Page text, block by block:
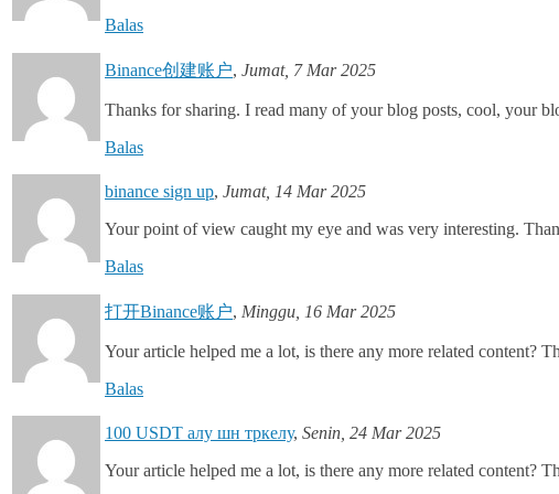
Balas
Binance创建账户, Jumat, 7 Mar 2025
Thanks for sharing. I read many of your blog posts, cool, your
Balas
binance sign up, Jumat, 14 Mar 2025
Your point of view caught my eye and was very interesting.
Balas
打开Binance账户, Minggu, 16 Mar 2025
Your article helped me a lot, is there any more related content?
Balas
100 USDT алу шн тркелу, Senin, 24 Mar 2025
Your article helped me a lot, is there any more related content?